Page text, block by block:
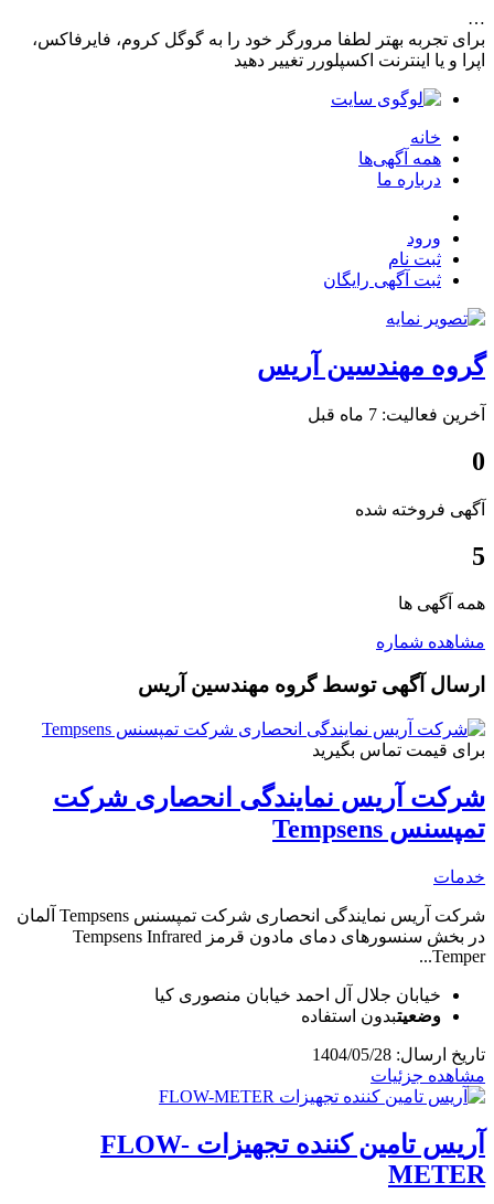
…
برای تجربه بهتر لطفا مرورگر خود را به گوگل کروم، فایرفاکس،
اپرا و یا اینترنت اکسپلورر تغییر دهید
خانه
همه آگهی‌ها
درباره ما
ورود
ثبت نام
ثبت آگهی رایگان
گروه مهندسین آریس
آخرین فعالیت: 7 ماه قبل
0
آگهی فروخته شده
5
همه آگهی ها
مشاهده شماره
ارسال آگهی توسطگروه مهندسین آریس
برای قیمت تماس بگیرید
شرکت آریس نمایندگی انحصاری شرکت
تمپسنس Tempsens
خدمات
شرکت آریس نمایندگی انحصاری شرکت تمپسنس Tempsens آلمان
در بخش سنسورهای دمای مادون قرمز Tempsens Infrared
Temper...
خیابان جلال آل احمد خیابان منصوری کیا
وضعیتبدون استفاده
تاریخ ارسال: 1404/05/28
مشاهده جزئیات
آریس تامین کننده تجهیزات FLOW-
METER